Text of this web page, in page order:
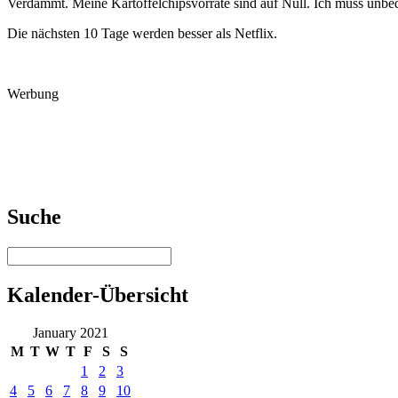
Verdammt. Meine Kartoffelchipsvorräte sind auf Null. Ich muss
Die nächsten 10 Tage werden besser als Netflix.
Werbung
Suche
Kalender-Übersicht
January 2021
M T W T F S
S
1
2
3
4
5 6 7 8 9
10